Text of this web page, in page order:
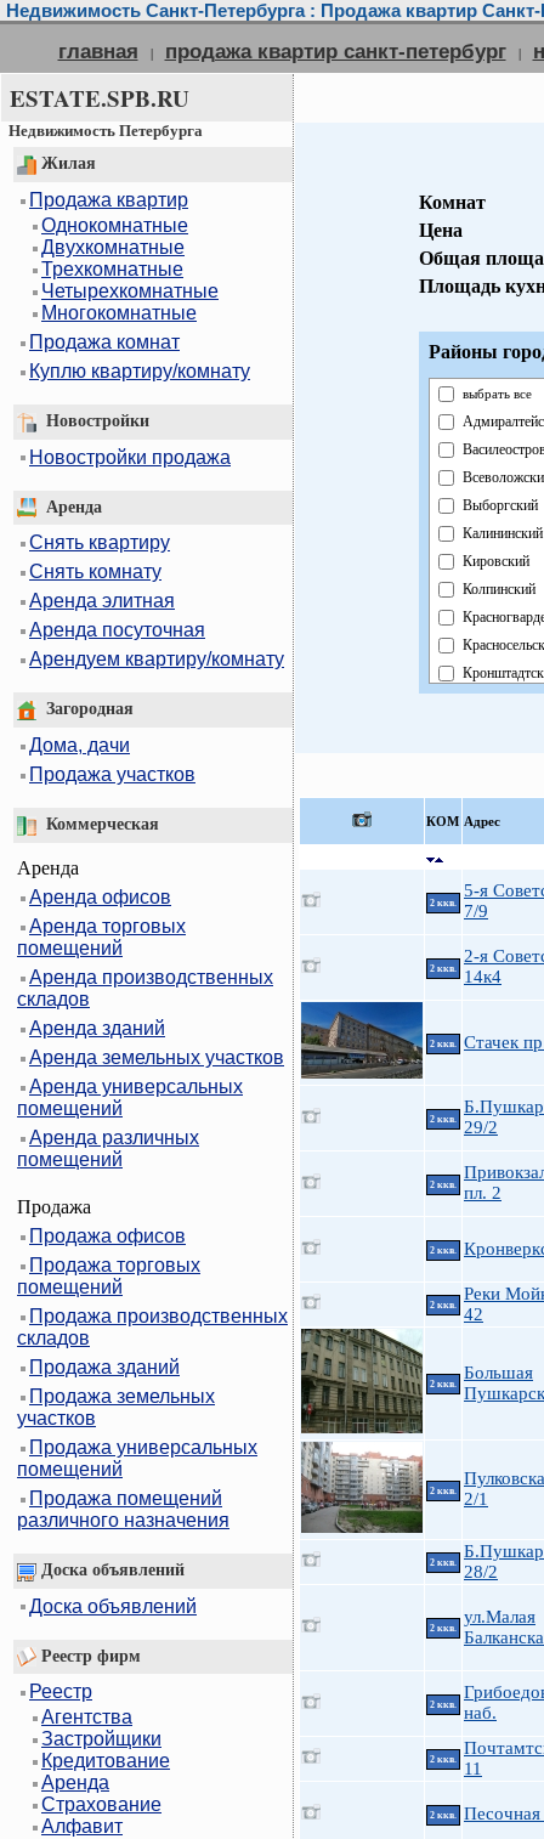
Недвижимость Санкт-Петербурга : Продажа квартир Санкт-
главная | продажа квартир санкт-петербург |
ESTATE.SPB.RU
Недвижимость Петербурга
Жилая
Продажа квартир
Однокомнатные
Двухкомнатные
Трехкомнатные
Четырехкомнатные
Многокомнатные
Продажа комнат
Куплю квартиру/комнату
Новостройки
Новостройки продажа
Аренда
Снять квартиру
Снять комнату
Аренда элитная
Аренда посуточная
Арендуем квартиру/комнату
Загородная
Дома, дачи
Продажа участков
Коммерческая
Аренда
Аренда офисов
Аренда торговых
помещений
Аренда производственных
складов
Аренда зданий
Аренда земельных участков
Аренда универсальных
помещений
Аренда различных
помещений
Продажа
Продажа офисов
Продажа торговых
помещений
Продажа производственных
складов
Продажа зданий
Продажа земельных
участков
Продажа универсальных
помещений
Продажа помещений
различного назначения
Доска объявлений
Доска объявлений
Реестр фирм
Реестр
Агентства
Застройщики
Кредитование
Аренда
Страхование
Алфавит
Комнат
Цена
Общая
Площадь
Районы
выбрать все
Выборгский
Калининский
Кировский
Колпинский
Павловский
Приморский
Пушкинский
Фрунзенский
Центральный
КOМ Адрес
2 ккв.
5-я
7/9
2 ккв.
2-я
14к4
2 ккв. Стачек
2 ккв.
29/2
2 ккв.
пл. 2
2 ккв.
2 ккв.
Реки
42
2 ккв.
Большая
2 ккв.
2/1
2 ккв.
28/2
2 ккв.
ул.Малая
2 ккв.
наб.
2 ккв.
11
2 ккв.